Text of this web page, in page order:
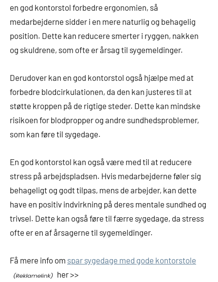
en god kontorstol forbedre ergonomien, så
medarbejderne sidder i en mere naturlig og behagelig
position. Dette kan reducere smerter i ryggen, nakken
og skuldrene, som ofte er årsag til sygemeldinger.
Derudover kan en god kontorstol også hjælpe med at
forbedre blodcirkulationen, da den kan justeres til at
støtte kroppen på de rigtige steder. Dette kan mindske
risikoen for blodpropper og andre sundhedsproblemer,
som kan føre til sygedage.
En god kontorstol kan også være med til at reducere
stress på arbejdspladsen. Hvis medarbejderne føler sig
behageligt og godt tilpas, mens de arbejder, kan dette
have en positiv indvirkning på deres mentale sundhed og
trivsel. Dette kan også føre til færre sygedage, da stress
ofte er en af årsagerne til sygemeldinger.
Få mere info om spar sygedage med gode kontorstole
her >>